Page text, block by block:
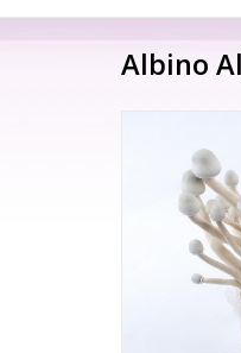
Albino